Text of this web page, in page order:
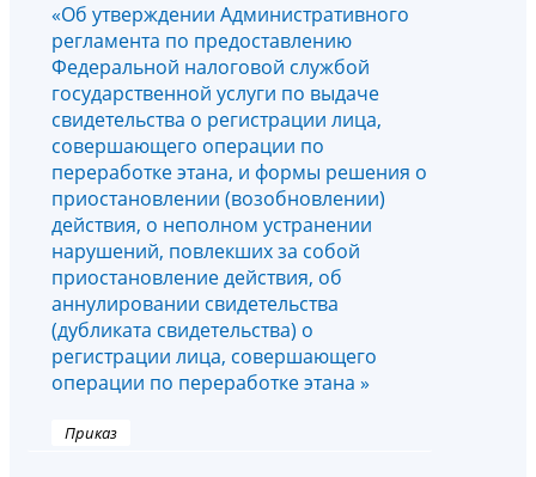
«Об утверждении Административного
регламента по предоставлению
Федеральной налоговой службой
государственной услуги по выдаче
свидетельства о регистрации лица,
совершающего операции по
переработке этана, и формы решения о
приостановлении (возобновлении)
действия, о неполном устранении
нарушений, повлекших за собой
приостановление действия, об
аннулировании свидетельства
(дубликата свидетельства) о
регистрации лица, совершающего
операции по переработке этана »
Приказ